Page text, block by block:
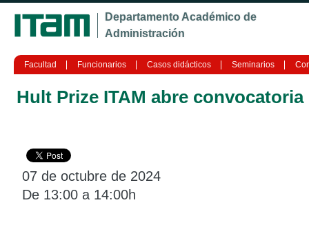
Departamento Académico de
Administración
Facultad Funcionarios Casos didácticos Seminarios
Hult Prize ITAM abre convocatoria
07 de octubre de 2024
De 13:00 a 14:00h